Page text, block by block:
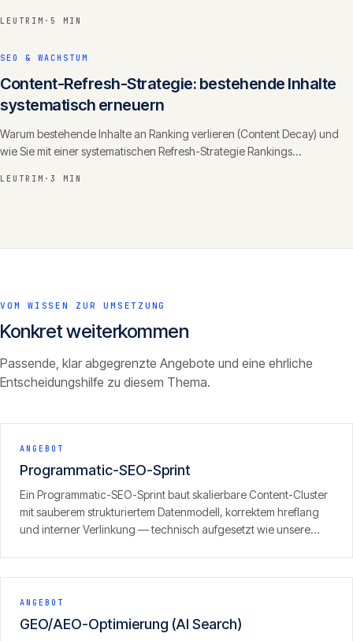
LEUTRIM · 5 MIN
SEO & WACHSTUM
Content-Refresh-Strategie: bestehende Inhalte
systematisch erneuern
Warum bestehende Inhalte an Ranking verlieren (Content Decay) und
wie Sie mit einer systematischen Refresh-Strategie Rankings
LEUTRIM · 3 MIN
VOM WISSEN ZUR UMSETZUNG
Konkret weiterkommen
Passende, klar abgegrenzte Angebote und eine ehrliche
Entscheidungshilfe zu diesem Thema.
ANGEBOT
Programmatic-SEO-Sprint
Ein Programmatic-SEO-Sprint baut skalierbare Content-Cluster
mit sauberem strukturiertem Datenmodell, korrektem hreflang
und interner Verlinkung — technisch aufgesetzt wie unsere
ANGEBOT
GEO/AEO-Optimierung (AI Search)